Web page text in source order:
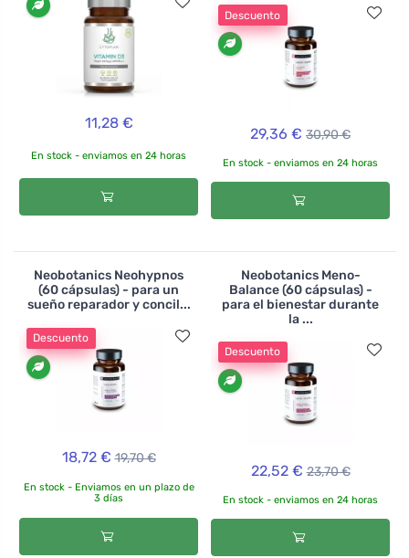
11,28 €
En stock - enviamos en 24 horas
Descuento
29,36 € 30,90 €
En stock - enviamos en 24 horas
Neobotanics Neohypnos
(60 cápsulas) - para un
sueño reparador y concil...
Descuento
18,72 € 19,70 €
En stock - Enviamos en un plazo de
3 días
Neobotanics Meno-
Balance (60 cápsulas) -
para el bienestar durante
la ...
Descuento
22,52 € 23,70 €
En stock - enviamos en 24 horas